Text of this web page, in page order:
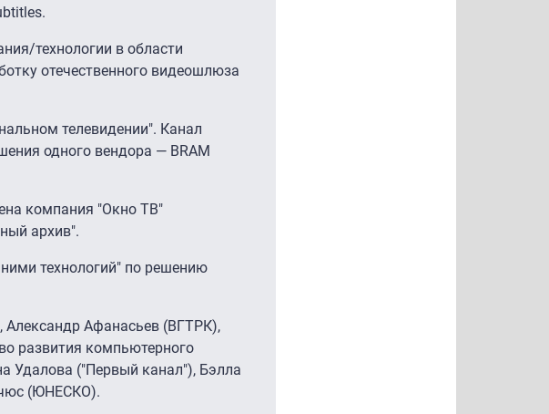
технологии в области
отечественного видеошлюза
телевидении". Канал
одного вендора — BRAM
компания "Окно ТВ"
архив".
технологий" по решению
Александр Афанасьев (ВГТРК),
развития компьютерного
Удалова ("Первый канал"), Бэлла
(ЮНЕСКО).